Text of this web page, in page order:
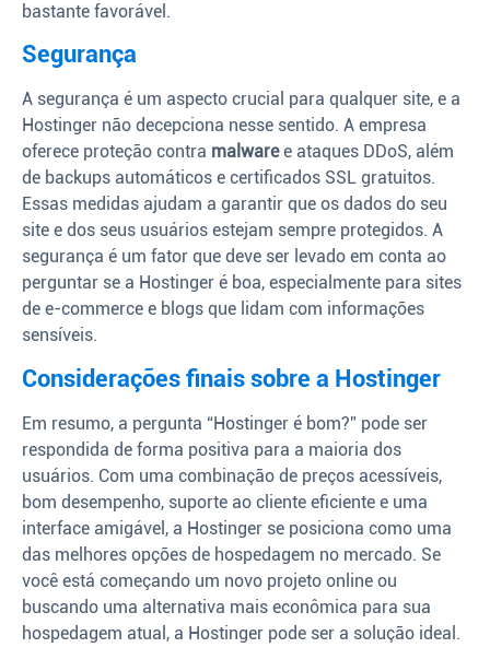
bastante favorável.
Segurança
A segurança é um aspecto crucial para qualquer site, e a
Hostinger não decepciona nesse sentido. A empresa
oferece proteção contra malwaree ataques DDoS, além
de backups automáticos e certificados SSL gratuitos.
Essas medidas ajudam a garantir que os dados do seu
site e dos seus usuários estejam sempre protegidos. A
segurança é um fator que deve ser levado em conta ao
perguntar se a Hostinger é boa, especialmente para sites
de e-commerce e blogs que lidam com informações
sensíveis.
Considerações finais sobre a Hostinger
Em resumo, a pergunta “Hostinger é bom?” pode ser
respondida de forma positiva para a maioria dos
usuários. Com uma combinação de preços acessíveis,
bom desempenho, suporte ao cliente eficiente e uma
interface amigável, a Hostinger se posiciona como uma
das melhores opções de hospedagem no mercado. Se
você está começando um novo projeto online ou
buscando uma alternativa mais econômica para sua
hospedagem atual, a Hostinger pode ser a solução ideal.